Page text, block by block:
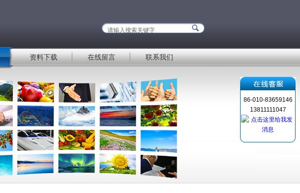
资料下载 在线留言 联系我们
86-010-83659146
13811111047